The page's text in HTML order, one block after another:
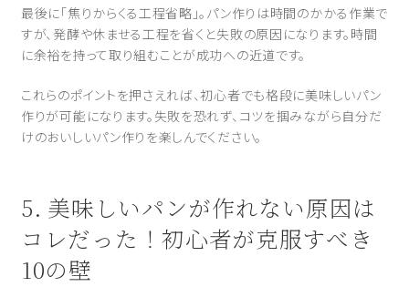
最後に「焦りからくる工程省略」。パン作りは時間のかかる作業で
すが、発酵や休ませる工程を省くと失敗の原因になります。時間
に余裕を持って取り組むことが成功への近道です。
これらのポイントを押さえれば、初心者でも格段に美味しいパン
作りが可能になります。失敗を恐れず、コツを掴みながら自分だ
けのおいしいパン作りを楽しんでください。
5. 美味しいパンが作れない原因は
コレだった！初心者が克服すべき
10の壁